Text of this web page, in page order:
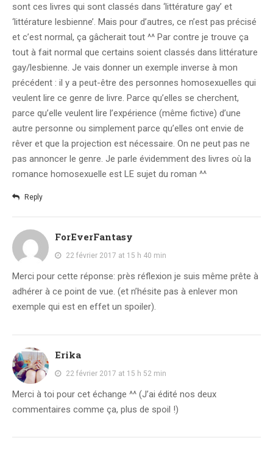
sont ces livres qui sont classés dans ‘littérature gay’ et
‘littérature lesbienne’. Mais pour d’autres, ce n’est pas précisé
et c’est normal, ça gâcherait tout ^^ Par contre je trouve ça
tout à fait normal que certains soient classés dans littérature
gay/lesbienne. Je vais donner un exemple inverse à mon
précédent : il y a peut-être des personnes homosexuelles qui
veulent lire ce genre de livre. Parce qu’elles se cherchent,
parce qu’elle veulent lire l’expérience (même fictive) d’une
autre personne ou simplement parce qu’elles ont envie de
rêver et que la projection est nécessaire. On ne peut pas ne
pas annoncer le genre. Je parle évidemment des livres où la
romance homosexuelle est LE sujet du roman ^^
Reply
ForEverFantasy
22 février 2017 at 15 h 40 min
Merci pour cette réponse: près réflexion je suis même prête à
adhérer à ce point de vue. (et n’hésite pas à enlever mon
exemple qui est en effet un spoiler).
Erika
22 février 2017 at 15 h 52 min
Merci à toi pour cet échange ^^ (J’ai édité nos deux
commentaires comme ça, plus de spoil !)